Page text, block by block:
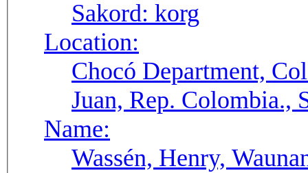
Sakord: korg
Location:
Chocó Department,
Juan, Rep. Colombia.,
Name:
Wassén, Henry,